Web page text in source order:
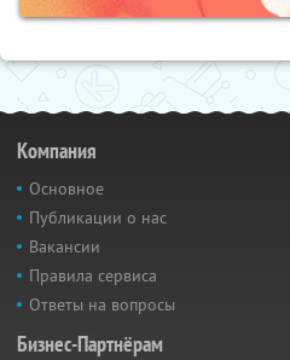
Компания
Основное
Публикации о нас
Вакансии
Правила сервиса
Ответы на вопросы
Бизнес-Партнёрам